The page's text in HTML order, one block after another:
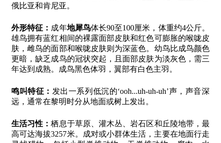
俄比亚和肯尼亚。
外形特征： 成年地犀鸟体长90至100厘米，体重约4公斤。
雄鸟拥有蓝红相间的裸露面部皮肤和红色可膨胀的喉咙皮
肤，雌鸟的面部和喉咙皮肤则为深蓝色。幼鸟比成鸟颜色
更暗，缺乏成鸟的冠状突起，且面部皮肤为淡灰色，需三
年达到成熟。成鸟黑色体羽，翼部有白色主羽。
鸣叫特征： 发出一系列低沉的‘ooh...uh-uh-uh’声，声音深
远，通常在黎明时分从地面或树上发出。
生活习性：栖息于草原、灌木丛、岩石区和丘陵地带，最
高可达海拔3257米。成对或小群体生活，主要在地面行走